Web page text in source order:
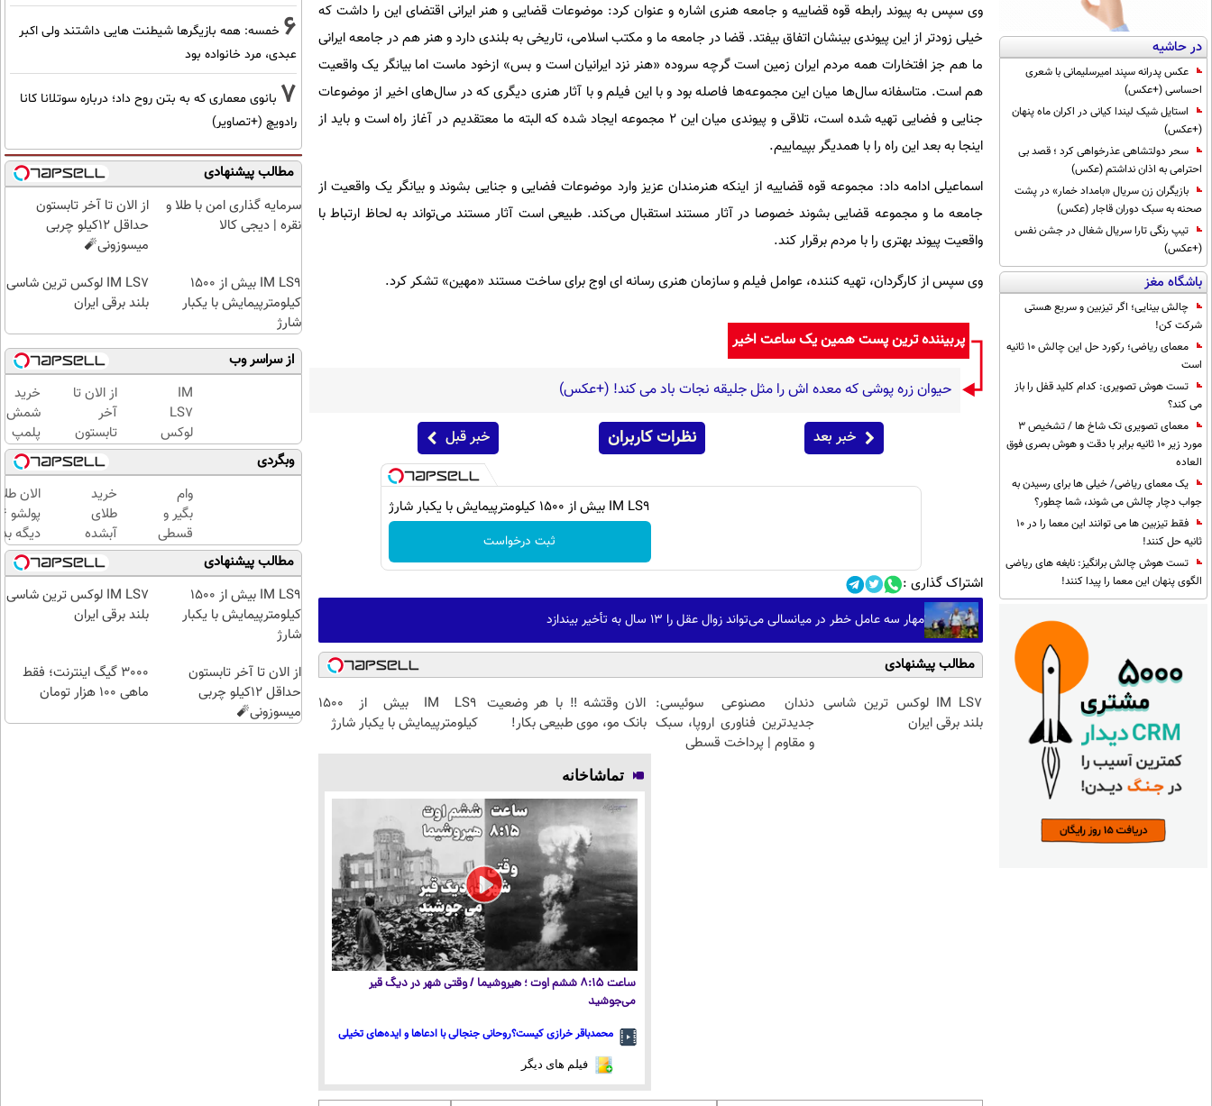
در حاشیه
عکس پدرانه سپند امیرسلیمانی با شعری
احساسی (+عکس)
استایل شیک لیندا کیانی در اکران ماه پنهان
(+عکس)
سحر دولتشاهی عذرخواهی کرد ؛ قصد بی
احترامی به اذان نداشتم (عکس)
بازیگران زن سریال «بامداد خمار» در پشت
صحنه به سبک دوران قاجار (عکس)
تیپ رنگی تارا سریال شغال در جشن نفس
(+عکس)
باشگاه مغز
چالش بینایی؛ اگر تیزبین و سریع هستی
شرکت کن!
معمای ریاضی؛ رکورد حل این چالش 10 ثانیه
است
تست هوش تصویری: کدام کلید قفل را باز
می کند؟
معمای تصویری تک شاخ ها / تشخیص 3
مورد زیر 10 ثانیه برابر با دقت و هوش بصری فوق
العاده
یک معمای ریاضی/ خیلی ها برای رسیدن به
جواب دچار چالش می شوند، شما چطور؟
فقط تیزبین ها می توانند این معما را در 10
ثانیه حل کنند!
تست هوش چالش برانگیز: نابغه های ریاضی
الگوی پنهان این معما را پیدا کنند!
وی سپس به پیوند رابطه قوه قضاییه و جامعه هنری اشاره و عنوان کرد: موضوعات قضایی و هنر ایرانی اقتضای این را داشت که
خیلی زودتر از این پیوندی بینشان اتفاق بیفتد. قضا در جامعه ما و مکتب اسلامی، تاریخی به بلندی دارد و هنر هم در جامعه ایرانی
ما هم جز افتخارات همه مردم ایران زمین است گرچه سروده «هنر نزد ایرانیان است و بس» ازخود ماست اما بیانگر یک واقعیت
هم است. متاسفانه سال‌ها میان این مجموعه‌ها فاصله بود و با این فیلم و با آثار هنری دیگری که در سال‌های اخیر از موضوعات
جنایی و فضایی تهیه شده است، تلاقی و پیوندی میان این ۲ مجموعه ایجاد شده که البته ما معتقدیم در آغاز راه است و باید از
اینجا به بعد این راه را با همدیگر بپیماییم.
اسماعیلی ادامه داد: مجموعه قوه قضاییه از اینکه هنرمندان عزیز وارد موضوعات فضایی و جنایی بشوند و بیانگر یک واقعیت از
جامعه ما و مجموعه قضایی بشوند خصوصا در آثار مستند استقبال می‌کند. طبیعی است آثار مستند می‌تواند به لحاظ ارتباط با
واقعیت پیوند بهتری را با مردم برقرار کند.
وی سپس از کارگردان، تهیه کننده، عوامل فیلم و سازمان هنری رسانه ای اوج برای ساخت مستند «مهین» تشکر کرد.
پربیننده ترین پست همین یک ساعت اخیر
حیوان زره پوشی که معده اش را مثل جلیقه نجات باد می کند! (+عکس)
خبر بعد نظرات کاربران خبر قبل
IM LS9 بیش از 1500 کیلومترپیمایش با یکبار شارژ
ثبت درخواست
اشتراک گذاری :
مهار سه عامل خطر در میانسالی می‌تواند زوال عقل را ۱۳ سال به تأخیر بیندازد
مطالب پیشنهادی
IM LS7 لوکس ترین شاسی
بلند برقی ایران
دندان مصنوعی سوئیسی:
جدیدترین فناوری اروپا، سبک
و مقاوم | پرداخت قسطی
الان وقتشه‼️ با هر وضعیت
بانک مو، موی طبیعی بکار!
IM LS9 بیش از 1500
کیلومترپیمایش با یکبار شارژ
تماشاخانه
ساعت ۸:۱۵ ششم اوت ؛ هیروشیما / وقتی شهر در دیگ قیر
می‌جوشید
محمدباقر خرازی کیست؟روحانی جنجالی با ادعاها و ایده‌های تخیلی
فیلم های دیگر
6 خمسه: همه بازیگرها شیطنت هایی داشتند ولی اکبر
عبدی، مرد خانواده بود
7 بانوی معماری که به بتن روح داد؛ درباره سوتلانا کانا
رادویچ (+تصاویر)
مطالب پیشنهادی
سرمایه گذاری امن با طلا و
نقره | دیجی کالا
از الان تا آخر تابستون
حداقل 12کیلو چربی
میسوزونی🧨
IM LS9 بیش از 1500
کیلومترپیمایش با یکبار
شارژ
IM LS7 لوکس ترین شاسی
بلند برقی ایران
از سراسر وب
IM
LS7
لوکس
ترین
شاسی
بلند
برقی
ایران
از الان تا
آخر
تابستون
حداقل
12کیلو
چربی
میسوزونی
🧨
خرید
شمش
پلمپ
طلاسی،
از ۰.۵
گرم تا
۱۰ گرم
وبگردی
وام
بگیر و
قسطی
طلا
بخر!
چی از
این
احراز
خرید
طلای
آبشده
حتی با
۱۰۰هزارتومان
الان
دیگه
طلا با
بی‌بهره
مطالب پیشنهادی
IM LS9 بیش از 1500
کیلومترپیمایش با یکبار
شارژ
IM LS7 لوکس ترین شاسی
بلند برقی ایران
از الان تا آخر تابستون
حداقل 12کیلو چربی
میسوزونی🧨
3000 گیگ اینترنت؛ فقط
ماهی 100 هزار تومان